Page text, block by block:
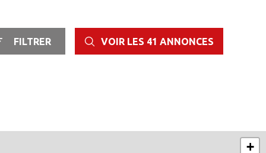
FILTRER VOIR LES 41 ANNONCES
+